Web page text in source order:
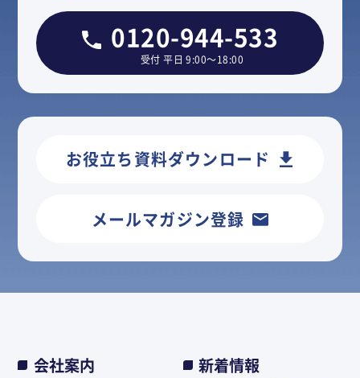
0120-944-533
受付 平日 9:00～18:00
お役立ち資料ダウンロード
メールマガジン登録
会社案内
新着情報